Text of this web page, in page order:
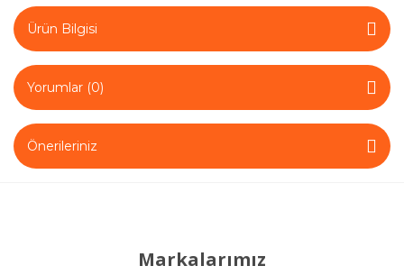
Ürün Bilgisi
Yorumlar (0)
Önerileriniz
Markalarımız